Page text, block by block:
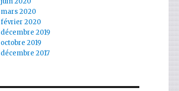
mars 2020
février 2020
décembre 2019
octobre 2019
décembre 2017